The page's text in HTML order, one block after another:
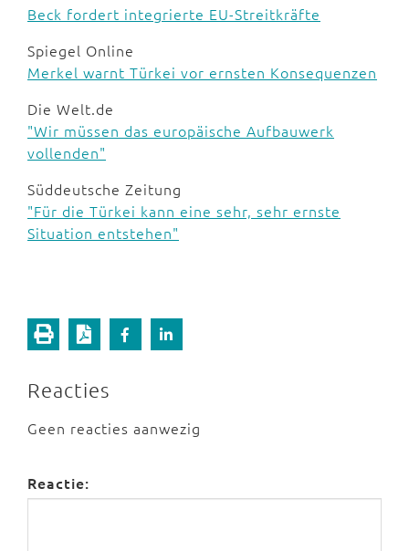
Beck fordert integrierte EU-Streitkräfte
Spiegel Online
Merkel warnt Türkei vor ernsten Konsequenzen
Die Welt.de
"Wir müssen das europäische Aufbauwerk
vollenden"
Süddeutsche Zeitung
"Für die Türkei kann eine sehr, sehr ernste
Situation entstehen"
Reacties
Geen reacties aanwezig
Reactie: